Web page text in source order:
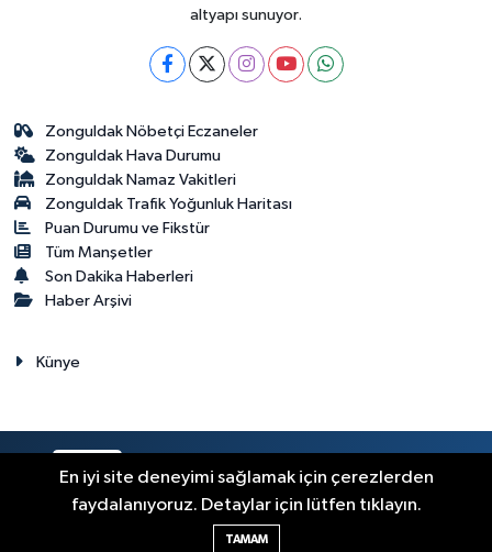
altyapı sunuyor.
Zonguldak Nöbetçi Eczaneler
Zonguldak Hava Durumu
Zonguldak Namaz Vakitleri
Zonguldak Trafik Yoğunluk Haritası
Puan Durumu ve Fikstür
Tüm Manşetler
Son Dakika Haberleri
Haber Arşivi
Künye
RSS Copyright © 2023. Her hakkı saklıdır.
Haber Yazılımı:
En iyi site deneyimi sağlamak için çerezlerden
faydalanıyoruz. Detaylar için lütfen tıklayın.
TAMAM